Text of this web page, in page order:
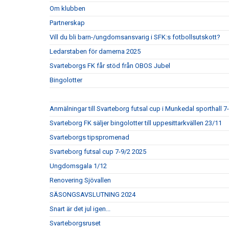
Om klubben
Partnerskap
Vill du bli barn-/ungdomsansvarig i SFK:s fotbollsutskott?
Ledarstaben för damerna 2025
Svarteborgs FK får stöd från OBOS Jubel
Bingolotter
Anmälningar till Svarteborg futsal cup i Munkedal sporthall
Svarteborg FK säljer bingolotter till uppesittarkvällen 23/11
Svarteborgs tipspromenad
Svarteborg futsal cup 7-9/2 2025
Ungdomsgala 1/12
Renovering Sjövallen
SÄSONGSAVSLUTNING 2024
Snart är det jul igen...
Svarteborgsruset